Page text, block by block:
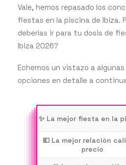
Vale, hemos repasado los
fiestas en la piscina de Ibiza.
deberías ir para tu dosis de
Ibiza 2026?
Echemos un vistazo a
opciones en detalle a
✨ La mejor fiesta en la
💶 La mejor relación
precio